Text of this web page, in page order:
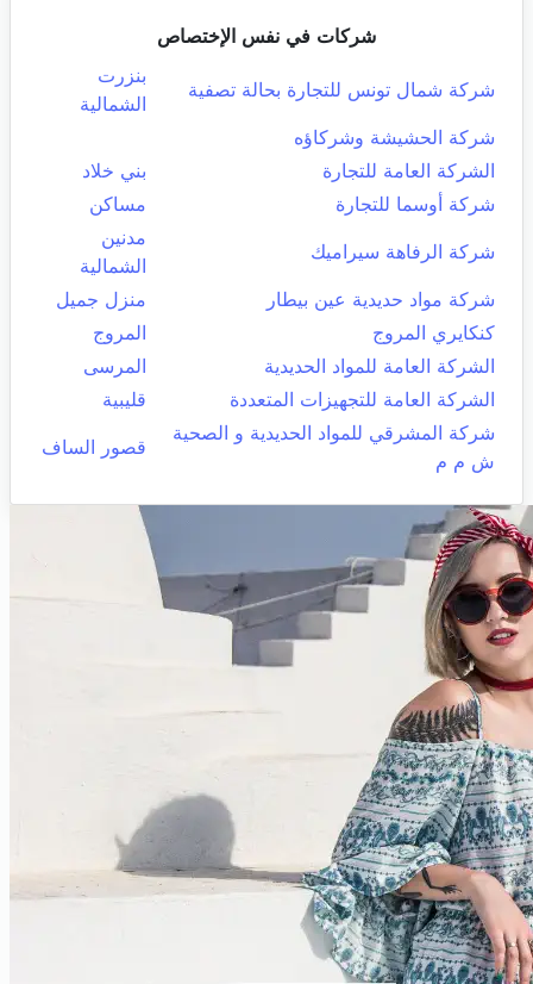
شركات في نفس الإختصاص
شركة شمال تونس للتجارة بحالة تصفية
بنزرت
الشمالية
شركة الحشيشة وشركاؤه
الشركة العامة للتجارة
بني خلاد
شركة أوسما للتجارة
مساكن
شركة الرفاهة سيراميك
مدنين
الشمالية
شركة مواد حديدية عين بيطار
منزل جميل
كنكايري المروج
المروج
الشركة العامة للمواد الحديدية
المرسى
الشركة العامة للتجهيزات المتعددة
قليبية
شركة المشرقي للمواد الحديدية و الصحية
ش م م
قصور الساف